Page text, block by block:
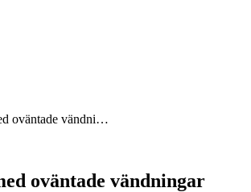
oväntade vändni…
oväntade vändningar